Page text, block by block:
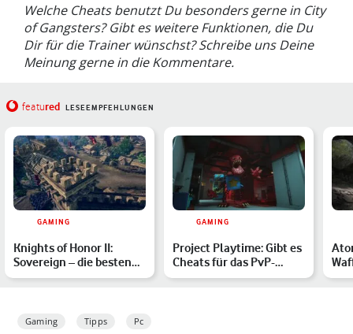
Welche Cheats benutzt Du besonders gerne in City
of Gangsters? Gibt es weitere Funktionen, die Du
Dir für die Trainer wünschst? Schreibe uns Deine
Meinung gerne in die Kommentare.
featured LESEEMPFEHLUNGEN
GAMING
Knights of Honor II:
Sovereign – die besten
Tipps
GAMING
Project Playtime: Gibt es
Cheats für das PvP-
Game?
Gaming Tipps Pc